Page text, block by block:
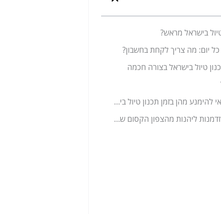
בישראל מראש?
יום: מה צריך לקחת בחשבון?
טיול בישראל בצורה חכמה
טעויות נפוצות שכדאי להימנע מהן בזמן תכנון טיול בישראל
אל תפספסו את ההזדמנות ליהנות מהצפון הקסום שלנו